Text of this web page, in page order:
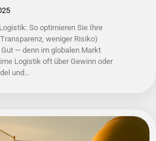
So optimieren Sie Ihre
weniger Risiko)
— denn im globalen Markt
Logistik oft über Gewinn oder
und…